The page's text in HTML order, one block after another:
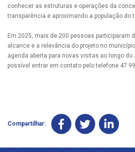
conhecer as estruturas e operações da
transparência e aproximando a população do
Em 2025, mais de 200 pessoas participaram
alcance e a relevância do projeto no
agenda aberta para novas visitas ao longo do
possível entrar em contato pelo telefone 47
Compartilhar: